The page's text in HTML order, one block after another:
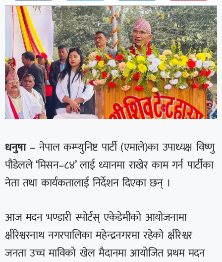
धनुषा– नेपाल कम्प्युनिष्ट पार्टी (एमाले)का उपाध्यक्ष विष्णु
पौडेलले ‘मिसन–८४’ लाई ध्यानमा राखेर काम गर्न पार्टीका
नेता तथा कार्यकतालाई निर्देशन दिएका छन् ।
आज मदन भण्डारी स्पोर्टस् एकेडेमीको आयोजनामा
क्षीरेश्वरनाथ नगरपालिका महेन्द्रनगरमा रहेको क्षीरेश्वर
जनता उच्च माविको खेल मैदानमा आयोजित प्रथम मदन